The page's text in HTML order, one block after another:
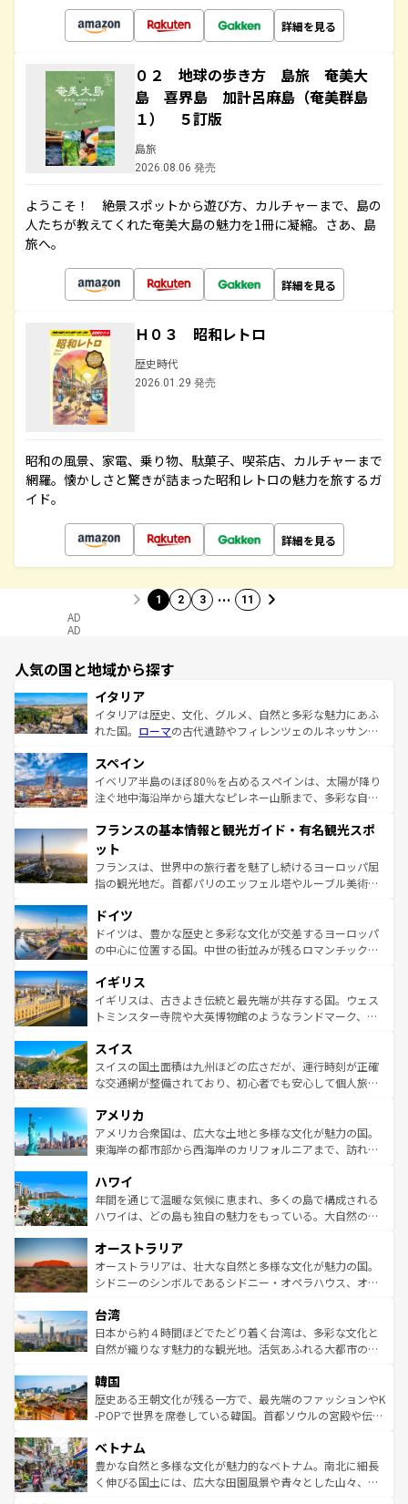
詳細を見る
０２ 地球の歩き方 島旅 奄美大
島 喜界島 加計呂麻島（奄美群島
１） ５訂版
島旅
2026.08.06 発売
ようこそ！ 絶景スポットから遊び方、カルチャーまで、島の
人たちが教えてくれた奄美大島の魅力を1冊に凝縮。さあ、島
旅へ。
詳細を見る
Ｈ０３ 昭和レトロ
歴史時代
2026.01.29 発売
昭和の風景、家電、乗り物、駄菓子、喫茶店、カルチャーまで
網羅。懐かしさと驚きが詰まった昭和レトロの魅力を旅するガ
イド。
詳細を見る
1 2 3 … 11
AD
AD
人気の国と地域から探す
イタリア
イタリアは歴史、文化、グルメ、自然と多彩な魅力にあふ
れた国。 ローマの古代遺跡やフィレンツェのルネッサンス
ろん、トスカーナの美しい田園風景やアマルフィ海岸の絶
景など、自然景観も見逃せない。観光の合間には、本場の
ピザやパスタなど、絶品のイタリア料理を堪能することも
ませてくれるイタリアで、忘れられない旅をしてみよう！
なお、新着のイタリア情報は
しい。
スペイン
イベリア半島のほぼ80％を占めるスペインは、太陽が降り
注ぐ地中海沿岸から雄大なピレネー山脈まで、多彩な自然
文化が根付くこの国では、情熱的なフラメンコ、熱気あふ
れる闘牛、そして美味しいタパスが生活の一部となってい
る。首都マドリードの洗練された雰囲気や、バルセロナの
アートに溢れた街角から、地方では古代ローマ遺跡や中世
せる。地方によって風土や気候が異なるスペインはその個
性で訪れる人を魅了する。 なお、新着のスペイン情報は コ
ンテンツ一覧を参照してほしい。
フランスの基本情報と観光ガイド・有名観光スポ
ット
フランスは、世界中の旅行者を魅了し続けるヨーロッパ屈
指の観光地だ。首都パリのエッフェル塔やルーブル美術館
で、幅広い魅力が詰まっている。華麗な宮殿、歴史的な大
聖堂、美しいビーチ、そして豊かな自然が、訪れる者を心
から魅了する。また、フランスは美食の国としても知ら
いる。シャンパンの発祥地であるランス、プロヴァンスの
香り高いラベンダー畑など、多彩な楽しみ方が可能だ。さ
らに、パリ以外の地域にも魅力が溢れており、どの街角に
れる地方に足を運ぶとそれぞれで全く異なる文化を体験で
きるだろう。 なお、新着のフランス情報はコンテンツ一覧
を参照してほしい。
ドイツ
ドイツは、豊かな歴史と多彩な文化が交差するヨーロッパ
の中心に位置する国。中世の街並みが残るロマンチック街
顔を持つこの国は、どこを歩いても飽きることがない。ベ
ルリンの文化的活気、バイエルン州のアルプスの絶景、そ
してライン川沿いのワイン畑といった風景は必見。ビール
は、お酒好きな人にはぜひ体験してほしい。 なお、新着の
ドイツ情報はコンテンツ一覧を参照してほしい。
イギリス
イギリスは、古きよき伝統と最先端が共存する国。ウェス
トミンスター寺院や大英博物館のようなランドマーク、歴
リアごとに異なる魅力がある。また、優雅なアフタヌーン
ティー、ビール好きにはたまらない英国パブ、サッカー観
戦など、本場だからこそできる体験も豊富。イギリスを旅
ンツ一覧を参照してほしい。
スイス
スイスの国土面積は九州ほどの広さだが、運行時刻が正確
な交通網が整備されており、初心者でも安心して個人旅行
の建物がそのまま残る町や、スイスならではのユニークな
博物館もあり、アルプス観光だけでなく町歩きも満喫する
ことができる。国民の所得が高いため物価も高いが、旅行
ば市内交通費無料で観光を楽しむこともできる。 なお、新
着のスイス情報はコンテンツ一覧 を参照してほしい。
アメリカ
アメリカ合衆国は、広大な土地と多様な文化が魅力の国。
東海岸の都市部から西海岸のカリフォルニアまで、訪れる
のような巨大都市は、観光、ショッピング、エンターテイ
ンメントが詰まった刺激的なスポットだ。一方、アメリカ
西部には大自然が広がり、グランドキャニオンやイエロー
部のニューオーリンズでは、音楽と美食が融合した独特の
文化が魅力。旅行者はアメリカの各地域で異なる魅力を楽
しみながら、その多様性と豊かな歴史を感じることができ
ならではの贅沢な旅のスタイルだ。 なお、新着のアメリカ
情報はコンテンツ一覧を参照してほしい。
ハワイ
年間を通じて温暖な気候に恵まれ、多くの島で構成される
ハワイは、どの島も独自の魅力をもっている。大自然の神
ワイ島は見逃せない。また、定番の観光地といえばオアフ
島だが、静かな自然を求めるならマウイ島やカウアイ島が
おすすめ。エメラルドグリーンに輝く海をはじめ、豊かな
れるおもてなしの心で訪れる人々を迎えてくれるハワイの
人々、おいしいローカルフードやハワイアンミュージッ
ク、伝統的なフラダンスなど、すべてがハワイの魅力を彩
ワイを、存分に味わってほしい。 なお、新着のハワイ情報
はコンテンツ一覧を参照してほしい。
オーストラリア
オーストラリアは、壮大な自然と多様な文化が魅力の国。
シドニーのシンボルであるシドニー・オペラハウス、オー
リアリーフや大陸中央部にそびえるウルル（エアーズロッ
ク）、タスマニアの美しい原生林やケアンズの熱帯雨林な
ど、見どころがたくさん。また、カフェやワイン、オージ
いる。アクティビティも充実しており、サーフィンやダイ
ビング、ハイキングなど、アウトドア好きにはたまらな
い。オーストラリアの多彩な魅力を存分に味わいつくそ
参照してほしい。
台湾
日本から約４時間ほどでたどり着く台湾は、多彩な文化と
自然が織りなす魅力的な観光地。活気あふれる大都市の台
ン）、静ひつな山岳地帯である台湾東部など、都市の喧騒
と山間の静けさが共存しており、訪れる人に新しい発見と
驚きをもたらしてくれる。また、奥深い台湾の食文化も魅
容にもいいと評判のスイーツなど、バラエティ豊かな料理
が味わえる。 なお、新着の台湾情報は コンテンツ一覧を参
照してほしい。
韓国
歴史ある王朝文化が残る一方で、最先端のファッションやK
-POPで世界を席巻している韓国。首都ソウルの宮殿や伝統
き、地方に足を延ばせば四季折々の自然美を楽しむことが
できる。そして、キムチや焼肉、絶品のストリートフード
まで、さまざまな韓国料理が待っている。夜には、韓国な
ベトナム
豊かな自然と多様な文化が魅力的なベトナム。南北に細長
く伸びる国土には、広大な田園風景や青々とした山々、世